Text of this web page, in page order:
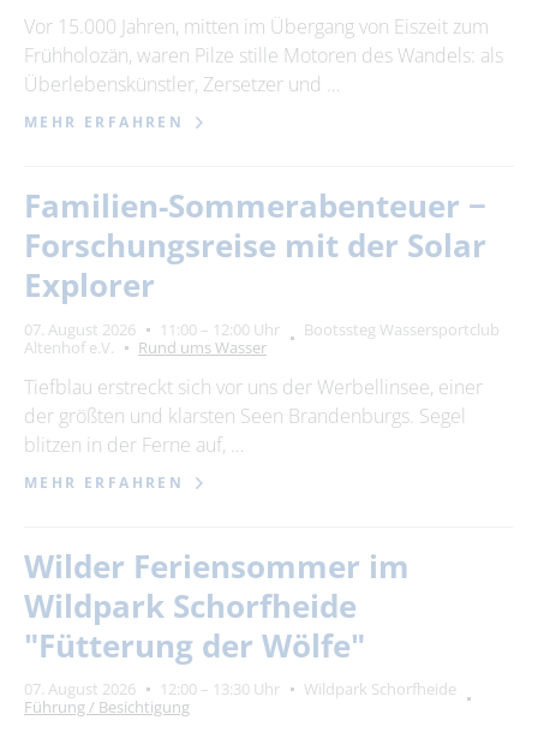
Vor 15.000 Jahren, mitten im Übergang von Eiszeit zum
Frühholozän, waren Pilze stille Motoren des Wandels: als
Überlebenskünstler, Zersetzer und …
MEHR ERFAHREN
Familien-Sommerabenteuer −
Forschungsreise mit der Solar
Explorer
07. August 2026 11:00 – 12:00 Uhr
Bootssteg Wassersportclub
Altenhof e.V.
Rund ums Wasser
Tiefblau erstreckt sich vor uns der Werbellinsee, einer
der größten und klarsten Seen Brandenburgs. Segel
blitzen in der Ferne auf, …
MEHR ERFAHREN
Wilder Feriensommer im
Wildpark Schorfheide
"Fütterung der Wölfe"
07. August 2026 12:00 – 13:30 Uhr
Wildpark Schorfheide
Führung / Besichtigung